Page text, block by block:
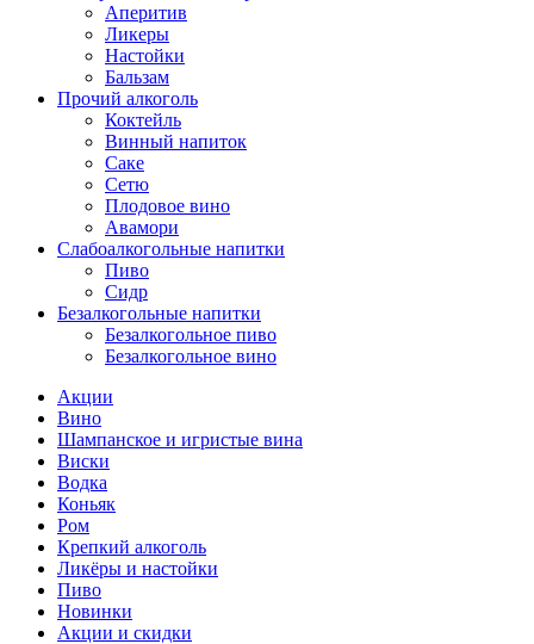
Аперитив
Ликеры
Настойки
Бальзам
Прочий алкоголь
Коктейль
Винный напиток
Саке
Сетю
Плодовое вино
Авамори
Слабоалкогольные напитки
Пиво
Сидр
Безалкогольные напитки
Безалкогольное пиво
Безалкогольное вино
Акции
Вино
Шампанское и игристые вина
Виски
Водка
Коньяк
Ром
Крепкий алкоголь
Ликёры и настойки
Пиво
Новинки
Акции и скидки